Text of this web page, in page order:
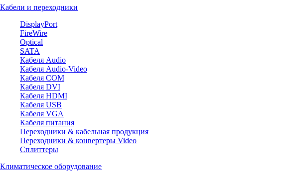
Кабели и переходники
DisplayPort
FireWire
Optical
SATA
Кабеля Audio
Кабеля Audio-Video
Кабеля COM
Кабеля DVI
Кабеля HDMI
Кабеля USB
Кабеля VGA
Кабеля питания
Переходники & кабельная продукция
Переходники & конвертеры Video
Сплиттеры
Климатическое оборудование